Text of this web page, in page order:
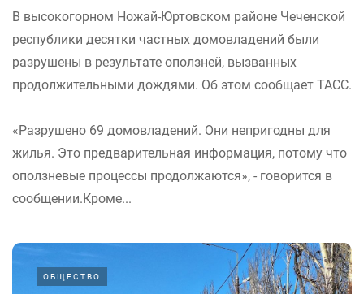
В высокогорном Ножай-Юртовском районе Чеченской
республики десятки частных домовладений были
разрушены в результате оползней, вызванных
продолжительными дождями. Об этом сообщает ТАСС.
«Разрушено 69 домовладений. Они непригодны для
жилья. Это предварительная информация, потому что
оползневые процессы продолжаются», - говорится в
сообщении.Кроме...
ОБЩЕСТВО